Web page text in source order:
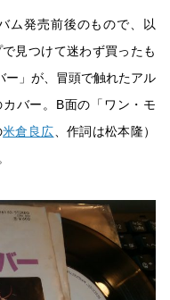
ム発売前後のもので、以
見つけて迷わず買ったも
ー」が、冒頭で触れたアル
バー。B面の「ワン・モ
米倉良広、作詞は松本隆）